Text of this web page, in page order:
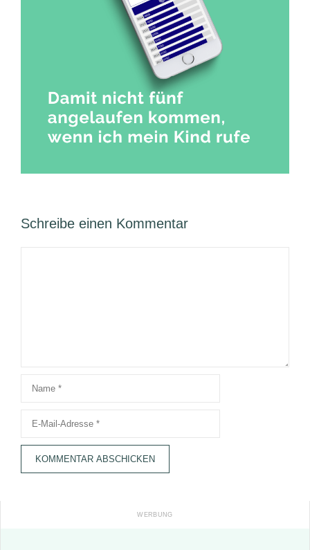
Schreibe einen Kommentar
Name